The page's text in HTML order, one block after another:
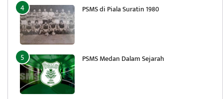
PSMS di Piala Suratin 1980
PSMS Medan Dalam Sejarah